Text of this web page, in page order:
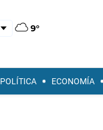
9°
POLÍTICA ECONOMÍA